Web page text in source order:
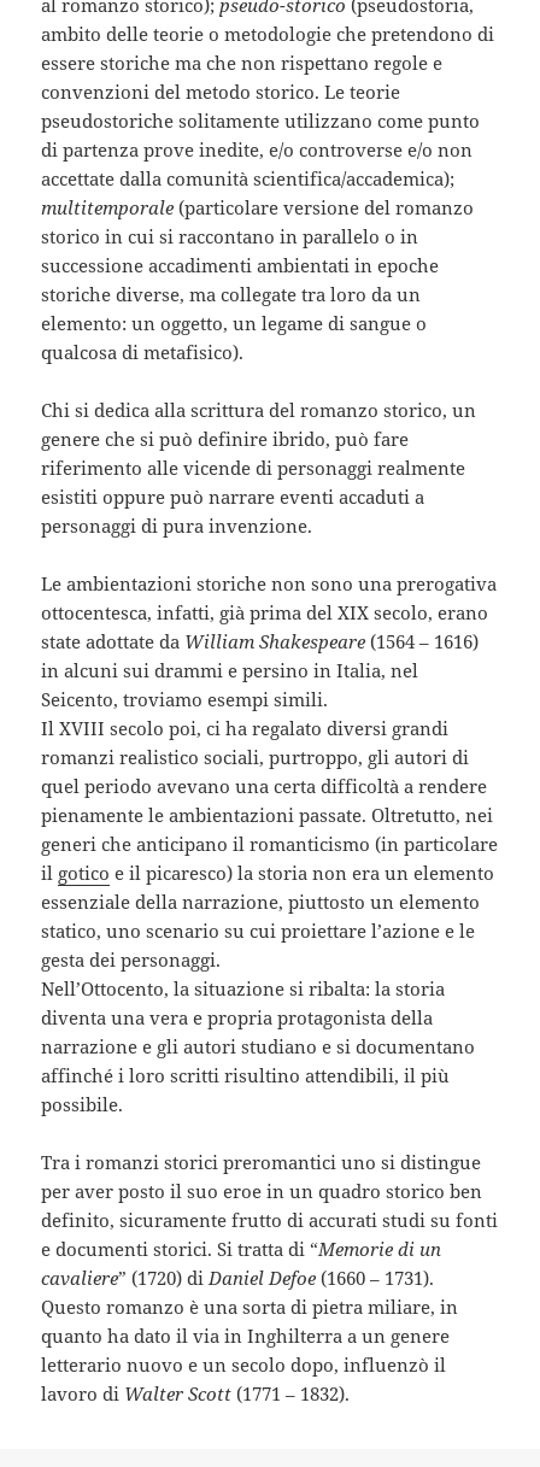
ambito delle teorie o metodologie che pretendono di
essere storiche ma che non rispettano regole e
convenzioni del metodo storico. Le teorie
pseudostoriche solitamente utilizzano come punto
di partenza prove inedite, e/o controverse e/o non
accettate dalla comunità scientifica/accademica);
multitemporale(particolare versione del romanzo
storico in cui si raccontano in parallelo o in
successione accadimenti ambientati in epoche
storiche diverse, ma collegate tra loro da un
elemento: un oggetto, un legame di sangue o
qualcosa di metafisico).
Chi si dedica alla scrittura del romanzo storico, un
genere che si può definire ibrido, può fare
riferimento alle vicende di personaggi realmente
esistiti oppure può narrare eventi accaduti a
personaggi di pura invenzione.
Le ambientazioni storiche non sono una prerogativa
ottocentesca, infatti, già prima del XIX secolo, erano
state adottate da William Shakespeare (1564 – 1616)
in alcuni sui drammi e persino in Italia, nel
Seicento, troviamo esempi simili.
Il XVIII secolo poi, ci ha regalato diversi grandi
romanzi realistico sociali, purtroppo, gli autori di
quel periodo avevano una certa difficoltà a rendere
pienamente le ambientazioni passate. Oltretutto, nei
generi che anticipano il romanticismo (in particolare
il gotico e il picaresco) la storia non era un elemento
essenziale della narrazione, piuttosto un elemento
statico, uno scenario su cui proiettare l’azione e le
gesta dei personaggi.
Nell’Ottocento, la situazione si ribalta: la storia
diventa una vera e propria protagonista della
narrazione e gli autori studiano e si documentano
affinché i loro scritti risultino attendibili, il più
possibile.
Tra i romanzi storici preromantici uno si distingue
per aver posto il suo eroe in un quadro storico ben
definito, sicuramente frutto di accurati studi su fonti
e documenti storici. Si tratta di “Memorie di un
cavaliere” (1720) di Daniel Defoe (1660 – 1731).
Questo romanzo è una sorta di pietra miliare, in
quanto ha dato il via in Inghilterra a un genere
letterario nuovo e un secolo dopo, influenzò il
lavoro di Walter Scott (1771 – 1832).